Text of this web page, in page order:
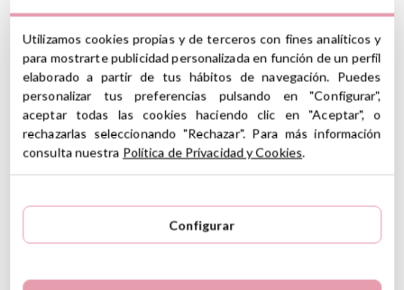
Ver información GPSR
Información sobre el fabricante y/o importador/distribuidor
dentro de la UE, que garantiza que el producto cumple con
los requisitos y regulaciones de acuerdo con la legislación
sobre Seguridad General de Productos (GPSR).
Productos Infantiles Tutete S.L.
dpd@tutete.com
5 5
5
4
1
Utilizamos cookies propias y de terceros con fines analíticos y
para mostrarte publicidad personalizada en función de un perfil
elaborado a partir de tus hábitos de navegación. Puedes
personalizar tus preferencias pulsando en "Configurar",
aceptar todas las cookies haciendo clic en "Aceptar", o
rechazarlas seleccionando "Rechazar". Para más información
consulta nuestra Política de Privacidad y Cookies.
Configurar